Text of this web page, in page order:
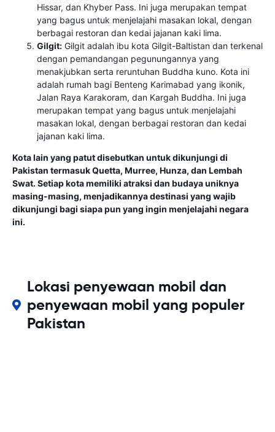
Hissar, dan Khyber Pass. Ini juga merupakan tempat
yang bagus untuk menjelajahi masakan lokal, dengan
berbagai restoran dan kedai jajanan kaki lima.
Gilgit: Gilgit adalah ibu kota Gilgit-Baltistan dan terkenal
dengan pemandangan pegunungannya yang
menakjubkan serta reruntuhan Buddha kuno. Kota ini
adalah rumah bagi Benteng Karimabad yang ikonik,
Jalan Raya Karakoram, dan Kargah Buddha. Ini juga
merupakan tempat yang bagus untuk menjelajahi
masakan lokal, dengan berbagai restoran dan kedai
jajanan kaki lima.
Kota lain yang patut disebutkan untuk dikunjungi di
Pakistan termasuk Quetta, Murree, Hunza, dan Lembah
Swat. Setiap kota memiliki atraksi dan budaya uniknya
masing-masing, menjadikannya destinasi yang wajib
dikunjungi bagi siapa pun yang ingin menjelajahi negara
ini.
Lokasi penyewaan mobil dan
penyewaan mobil yang populer
Pakistan